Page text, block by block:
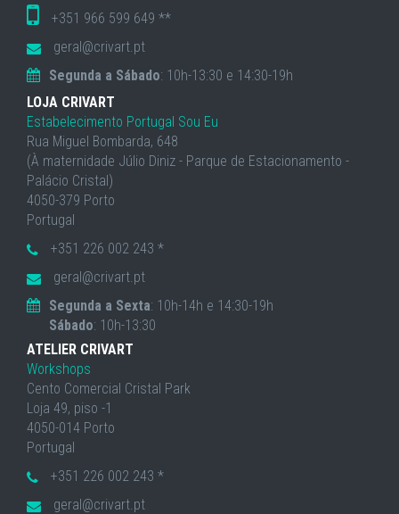
+351 966 599 649 **
geral@crivart.pt
Segunda a Sábado: 10h-13:30 e 14:30-19h
LOJA CRIVART
Estabelecimento Portugal Sou Eu
Rua Miguel Bombarda, 648
(À maternidade Júlio Diniz - Parque de Estacionamento -
Palácio Cristal)
4050-379 Porto
Portugal
+351 226 002 243 *
geral@crivart.pt
Segunda a Sexta: 10h-14h e 14:30-19h
Sábado: 10h-13:30
ATELIER CRIVART
Workshops
Cento Comercial Cristal Park
Loja 49, piso -1
4050-014 Porto
Portugal
+351 226 002 243 *
geral@crivart.pt